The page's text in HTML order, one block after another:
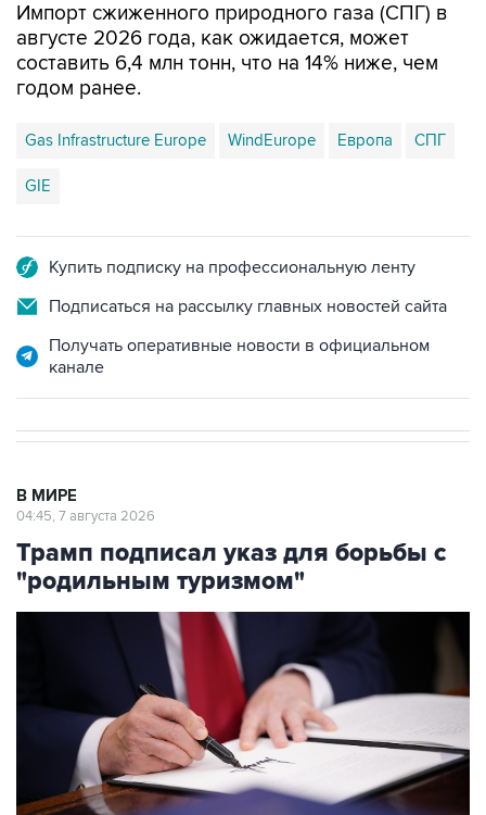
Импорт сжиженного природного газа (СПГ) в
августе 2026 года, как ожидается, может
составить 6,4 млн тонн, что на 14% ниже, чем
годом ранее.
Gas Infrastructure Europe WindEurope Европа СПГ
GIE
Купить подписку на профессиональную ленту
Подписаться на рассылку главных новостей сайта
Получать оперативные новости в официальном
канале
В МИРЕ
04:45, 7 августа 2026
Трамп подписал указ для борьбы с
"родильным туризмом"